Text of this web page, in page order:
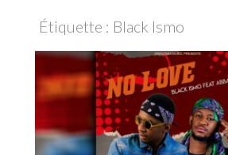
Étiquette : Black Ismo